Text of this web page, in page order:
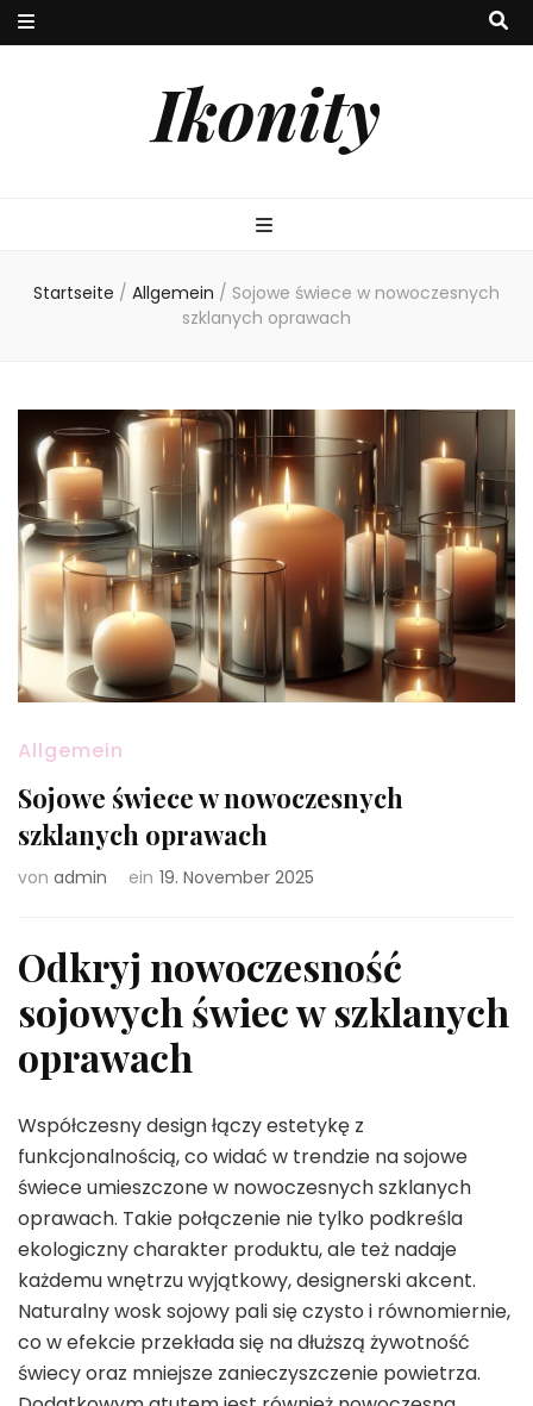
Ikonity
Startseite / Allgemein / Sojowe świece w nowoczesnych
szklanych oprawach
Allgemein
Sojowe świece w nowoczesnych
szklanych oprawach
von admin ein 19. November 2025
Odkryj nowoczesność
sojowych świec w szklanych
oprawach
Współczesny design łączy estetykę z
funkcjonalnością, co widać w trendzie na sojowe
świece umieszczone w nowoczesnych szklanych
oprawach. Takie połączenie nie tylko podkreśla
ekologiczny charakter produktu, ale też nadaje
każdemu wnętrzu wyjątkowy, designerski akcent.
Naturalny wosk sojowy pali się czysto i równomiernie,
co w efekcie przekłada się na dłuższą żywotność
świecy oraz mniejsze zanieczyszczenie powietrza.